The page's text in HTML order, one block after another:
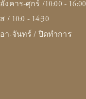
อังคาร-ศุกร์ /10:00 - 16:00
ส / 10:0 - 14:30
อา-จันทร์ / ปิดทำการ